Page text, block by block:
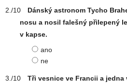
Dánský astronom Tycho
nosu a nosil falešný přilepený
v kapse.
ano
ne
Tři vesnice ve Francii a